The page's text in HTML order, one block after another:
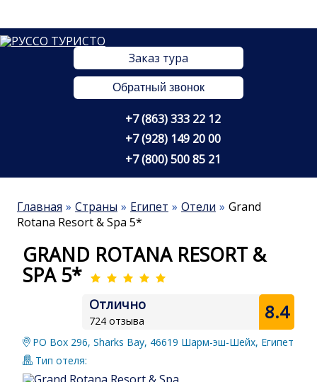
Заказ тура
Обратный звонок
+7 (863) 333 22 12
+7 (928) 149 20 00
+7 (800) 500 85 21
Главная Страны Египет Отели
Grand
Rotana Resort & Spa 5*
GRAND ROTANA RESORT &
SPA 5*
Отлично
724 отзыва 8.4
PO Box 296, Sharks Bay, 46619 Шарм-эш-Шейх, Египет
Тип отеля: